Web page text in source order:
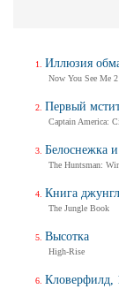
Иллюзия
Now You See Me 2
Первый
Captain America:
Белоснежка
The Huntsman:
Книга
The Jungle Book
Высотка
High-Rise
Кловерфилд,